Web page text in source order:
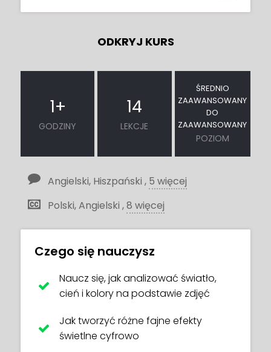
ODKRYJ KURS
1+
GODZINY
14
LEKCJE
ŚREDNIO
ZAAWANSOWANY
DO
ZAAWANSOWANY
POZIOM
Angielski, Hiszpański , 5 więcej
Polski, Angielski ,8 więcej
Czego się nauczysz
Naucz się, jak analizować światło,
cień i kolory na podstawie zdjęć
Jak tworzyć różne fajne efekty
świetlne cyfrowo